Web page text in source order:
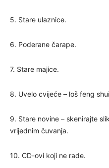
5. Stare ulaznice.
6. Poderane čarape.
7. Stare majice.
8. Uvelo cvijeće – loš feng
9. Stare novine – skenirajte
vrijednim čuvanja.
10. CD-ovi koji ne rade.